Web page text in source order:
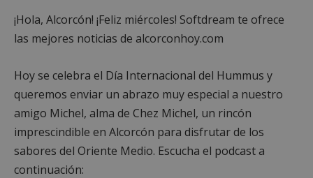
¡Hola, Alcorcón! ¡Feliz miércoles! Softdream te ofrece
las mejores noticias de alcorconhoy.com
Hoy se celebra el Día Internacional del Hummus y
queremos enviar un abrazo muy especial a nuestro
amigo Michel, alma de Chez Michel, un rincón
imprescindible en Alcorcón para disfrutar de los
sabores del Oriente Medio. Escucha el podcast a
continuación: